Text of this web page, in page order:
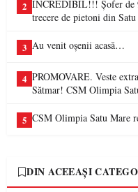
2 INCREDIBIL!!! Șofer de
trecere de pietoni din
3 Au venit oșenii acasă…
4 PROMOVARE. Veste
Sătmar! CSM Olimpia
5 CSM Olimpia Satu Mare
DIN ACEEAȘI